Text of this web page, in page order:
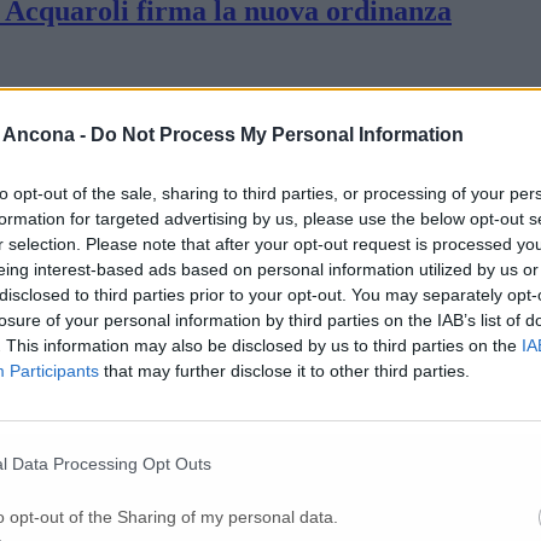
- Do Not Process My Personal Information
opt-out of the sale, sharing to third parties, or processing of your
for targeted advertising by us, please use the below opt-out
selection. Please note that after your opt-out request is processed
interest-based ads based on personal information utilized by us
to third parties prior to your opt-out. You may separately
of your personal information by third parties on the IAB’s list of
This information may also be disclosed by us to third parties on the
Participants that may further disclose it to other third parties.
Data Processing Opt Outs
opt-out of the Sharing of my personal data.
firma la nuova ordinanza
dell’Anconetano
9 operatori Due anziani ricoverati
«I contagiati sono 99, 269 le persone in
Bacci chiama i colleghi di Senigallia
contro dei Covid test «L’importante è